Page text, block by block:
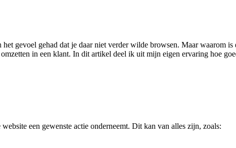
gevoel gehad dat je daar niet verder wilde browsen. Maar waarom is
in een klant. In dit artikel deel ik uit mijn eigen ervaring hoe
een gewenste actie onderneemt. Dit kan van alles zijn, zoals: